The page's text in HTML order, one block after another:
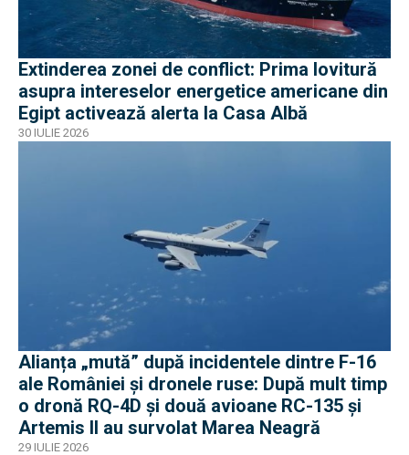
Extinderea zonei de conflict: Prima lovitură
asupra intereselor energetice americane din
Egipt activează alerta la Casa Albă
30 IULIE 2026
Alianța „mută” după incidentele dintre F-16
ale României și dronele ruse: După mult timp
o dronă RQ-4D și două avioane RC-135 și
Artemis II au survolat Marea Neagră
29 IULIE 2026